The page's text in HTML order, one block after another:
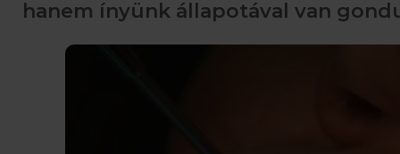
hanem ínyünk állapotával van